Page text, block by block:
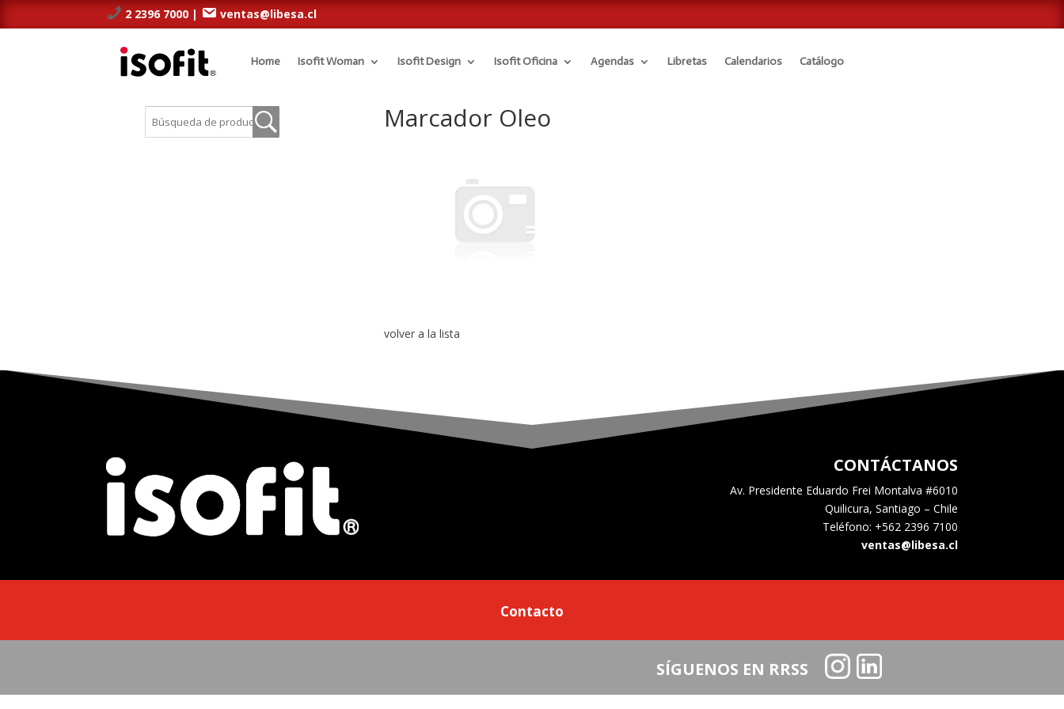
2 2396 7000 | ventas@libesa.cl
Home Isofit Woman Isofit Design Isofit Oficina Agendas Libretas Calendarios Catálogo
Marcador Oleo
volver a la lista
CONTÁCTANOS
Av. Presidente Eduardo Frei Montalva #6010
Quilicura, Santiago – Chile
Teléfono: +562 2396 7100
ventas@libesa.cl
Contacto
SÍGUENOS EN RRSS